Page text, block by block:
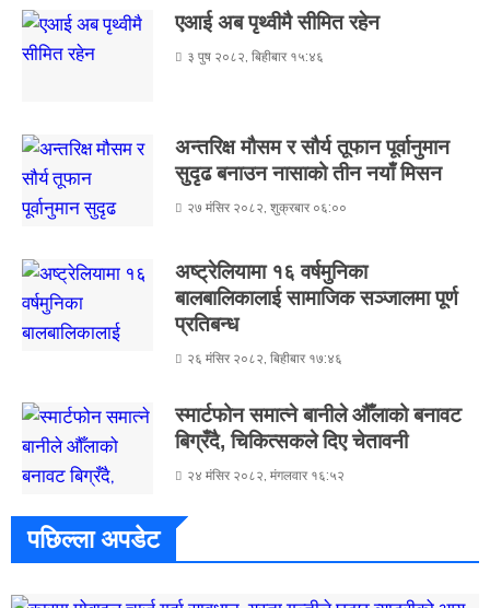
एआई अब पृथ्वीमै सीमित रहेन
३ पुष २०८२, बिहीबार १५:४६
अन्तरिक्ष मौसम र सौर्य तूफान पूर्वानुमान
सुदृढ बनाउन नासाको तीन नयाँ मिसन
२७ मंसिर २०८२, शुक्रबार ०६:००
अष्ट्रेलियामा १६ वर्षमुनिका
बालबालिकालाई सामाजिक सञ्जालमा पूर्ण
प्रतिबन्ध
२६ मंसिर २०८२, बिहीबार १७:४६
स्मार्टफोन समात्ने बानीले औँलाको बनावट
बिग्रँदै, चिकित्सकले दिए चेतावनी
२४ मंसिर २०८२, मंगलवार १६:५२
पछिल्ला अपडेट